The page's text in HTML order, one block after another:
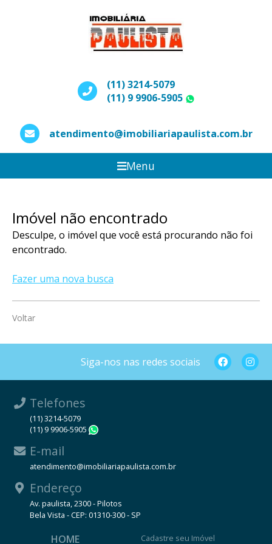
(11) 3214-5079
(11) 9 9906-5905
atendimento@imobiliariapaulista.com.br
Menu
Imóvel não encontrado
Desculpe, o imóvel que você está procurando não foi
encontrado.
Fazer uma nova busca
Voltar
Siga-nos nas redes sociais
Telefones
(11) 3214-5079
(11) 9 9906-5905
E-mail
atendimento@imobiliariapaulista.com.br
Endereço
Av. paulista, 2300 - Pilotos
Bela Vista - CEP: 01310-300 - SP
HOME Cadastre seu Imóvel